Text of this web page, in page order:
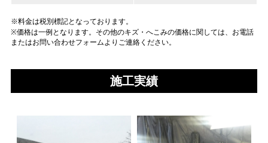
※料金は税別標記となっております。
※価格は一例となります。その他のキズ・へこみの価格に関しては、お電話
またはお問い合わせフォームよりご連絡ください。
施工実績